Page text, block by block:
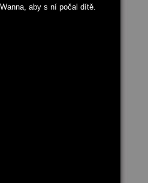
aby s ní počal dítě.